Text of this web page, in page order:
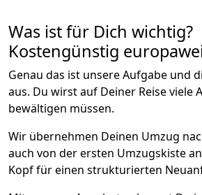
Was ist für Dich wichtig?
Kostengünstig
Genau das ist unsere Aufgabe und
aus. Du wirst auf Deiner Reise viele
bewältigen müssen.
Wir übernehmen Deinen Umzug
auch von der ersten Umzugskiste
Kopf für einen strukturierten